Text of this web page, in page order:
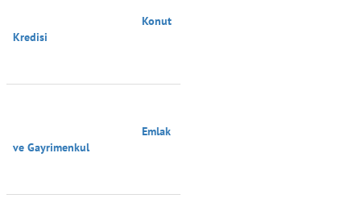
Kredisi
ve Gayrimenkul